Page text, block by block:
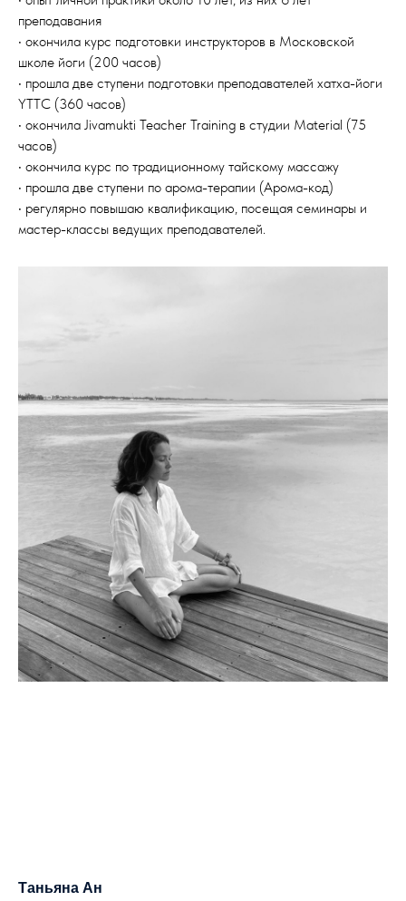
преподавания
‌• окончила курс подготовки инструкторов в Московской
школе йоги (200 часов)
‌‌• прошла две ступени подготовки преподавателей хатха-йоги
YTTC (360 часов)
‌‌• окончила Jivamukti Teacher Training в студии Material (75
часов)
‌‌• окончила курс по традиционному тайскому массажу
‌‌• прошла две ступени по арома-терапии (Арома-код)
‌‌• регулярно повышаю квалификацию, посещая семинары и
мастер-классы ведущих преподавателей.
Таньяна Ан